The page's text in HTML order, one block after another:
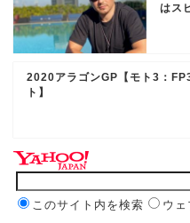
はス
2020アラゴンGP【モト3：
ト】
このサイト内を検索 ウ